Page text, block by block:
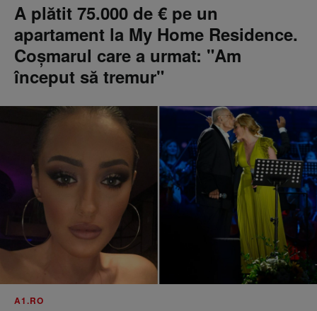
A plătit 75.000 de € pe un
apartament la My Home Residence.
Coşmarul care a urmat: "Am
început să tremur"
A1.RO